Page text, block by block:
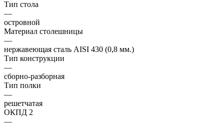
Тип стола
—
островной
Материал столешницы
—
нержавеющая сталь AISI 430 (0,8 мм.)
Тип конструкции
—
сборно-разборная
Тип полки
—
решетчатая
ОКПД 2
—